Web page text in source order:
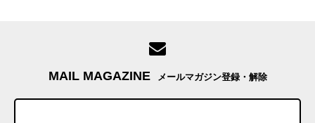
MAIL MAGAZINE メールマガジン登録・解除